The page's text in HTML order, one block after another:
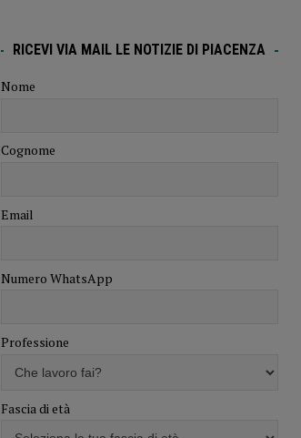
RICEVI VIA MAIL LE NOTIZIE DI PIACENZA
Nome
Cognome
Email
Numero WhatsApp
Professione
Fascia di età